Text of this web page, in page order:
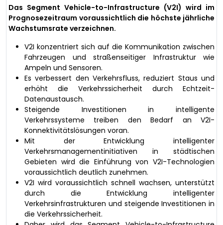
Das Segment Vehicle-to-Infrastructure (V2I) wird im
Prognosezeitraum voraussichtlich die höchste jährliche
Wachstumsrate verzeichnen.
V2I konzentriert sich auf die Kommunikation zwischen
Fahrzeugen und straßenseitiger Infrastruktur wie
Ampeln und Sensoren.
Es verbessert den Verkehrsfluss, reduziert Staus und
erhöht die Verkehrssicherheit durch Echtzeit-
Datenaustausch.
Steigende Investitionen in intelligente
Verkehrssysteme treiben den Bedarf an V2I-
Konnektivitätslösungen voran.
Mit der Entwicklung intelligenter
Verkehrsmanagementinitiativen in städtischen
Gebieten wird die Einführung von V2I-Technologien
voraussichtlich deutlich zunehmen.
V2I wird voraussichtlich schnell wachsen, unterstützt
durch die Entwicklung intelligenter
Verkehrsinfrastrukturen und steigende Investitionen in
die Verkehrssicherheit.